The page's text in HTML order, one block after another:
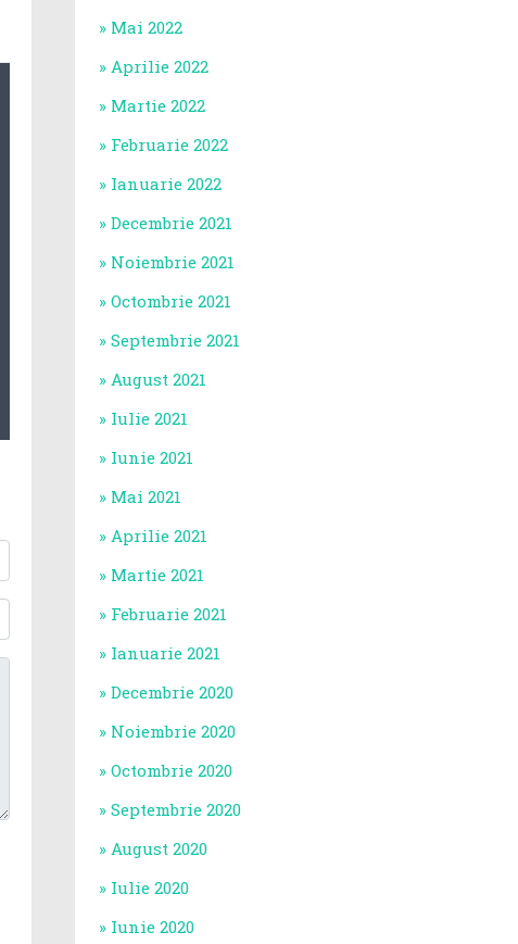
Mai 2022
Aprilie 2022
Martie 2022
Februarie 2022
Ianuarie 2022
Decembrie 2021
Noiembrie 2021
Octombrie 2021
Septembrie 2021
August 2021
Iulie 2021
Iunie 2021
Mai 2021
Aprilie 2021
Martie 2021
Februarie 2021
Ianuarie 2021
Decembrie 2020
Noiembrie 2020
Octombrie 2020
Septembrie 2020
August 2020
Iulie 2020
Iunie 2020